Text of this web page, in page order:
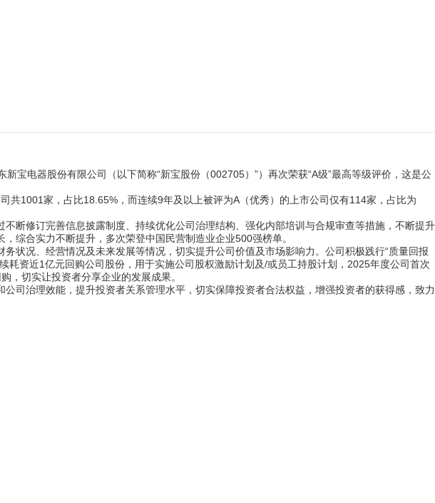
宝电器股份有限公司（以下简称“新宝股份（002705）”）再次荣获“A级”最高等级评价，这是公
1001家，占比18.65%，而连续9年及以上被评为A（优秀）的上市公司仅有114家，占比为
断修订完善信息披露制度、持续优化公司治理结构、强化内部培训与合规审查等措施，不断提升
综合实力不断提升，多次荣登中国民营制造业企业500强榜单。
状况、经营情况及未来发展等情况，切实提升公司价值及市场影响力。公司积极践行“质量回报
资近1亿元回购公司股份，用于实施公司股权激励计划及/或员工持股计划，2025年度公司首次
，切实让投资者分享企业的发展成果。
司治理效能，提升投资者关系管理水平，切实保障投资者合法权益，增强投资者的获得感，致力